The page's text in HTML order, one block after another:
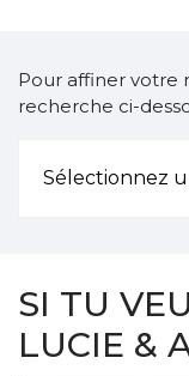
Pour affiner votre
recherche ci-
Sélectionnez
SI TU
LUCIE &